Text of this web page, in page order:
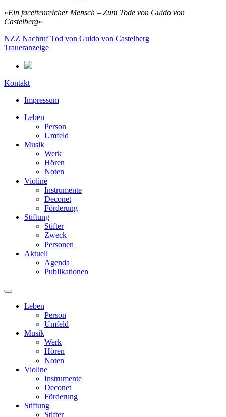
«Ein facettenreicher Mensch – Zum Tode von Guido von
Castelberg»
NZZ Nachruf Tod von Guido von Castelberg
Traueranzeige
Kontakt
Impressum
Leben
Person
Umfeld
Musik
Werk
Hören
Noten
Violine
Instrumente
Deconet
Förderung
Stiftung
Stifter
Zweck
Personen
Aktuell
Agenda
Publikationen
Leben
Person
Umfeld
Musik
Werk
Hören
Noten
Violine
Instrumente
Deconet
Förderung
Stiftung
Stifter